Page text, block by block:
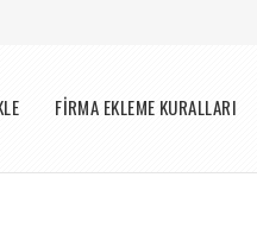
FİRMA EKLEME KURALLARI